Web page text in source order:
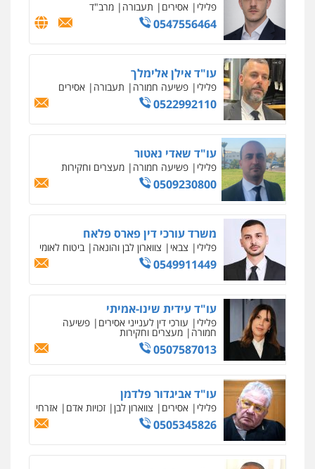
0522992110
עו"ד שאדי נאטור
פלילי פשיעה חמורה מעצרים וחקירות
0509230800
משרד עורכי דין פארס פלאח
פלילי צבאי צווארון לבן והונאה ביטוח לאומי
0549911449
פלילי עורכי דין לענייני אסירים פשיעה
חמורה מעצרים וחקירות
0507587013
עו"ד אביגדור פלדמן
פלילי אסירים צווארון לבן זכויות אדם
0505345826
עו"ד יאיר בן סימון
פלילי תעבורה אזרחי נזיקין ביטוח
0505719060